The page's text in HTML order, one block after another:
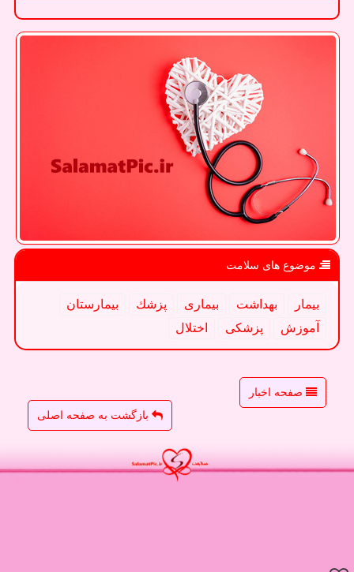
موضوع های سلامت
بیمار بهداشت بیماری پزشك
بیمارستان
آموزش
پزشكی اختلال
صفحه اخبار
بازگشت به صفحه اصلی